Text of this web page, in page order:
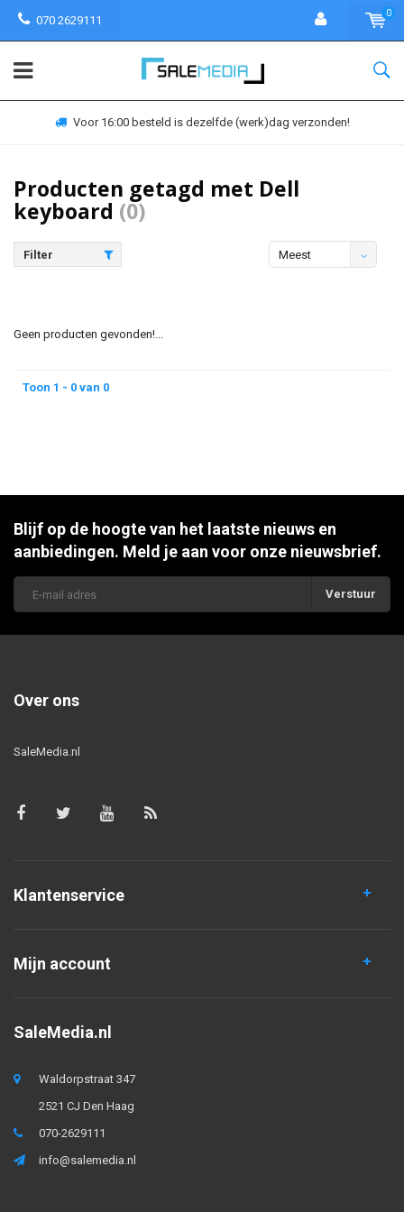
070 2629111
0
Voor 16:00 besteld is dezelfde (werk)dag verzonden!
Producten getagd met Dell
keyboard (0)
Filter
Meest
Geen producten gevonden!...
Toon 1 - 0 van 0
Blijf op de hoogte van het laatste nieuws en
aanbiedingen. Meld je aan voor onze nieuwsbrief.
Verstuur
Over ons
SaleMedia.nl
Klantenservice
Mijn account
SaleMedia.nl
Waldorpstraat 347
2521 CJ Den Haag
070-2629111
info@salemedia.nl